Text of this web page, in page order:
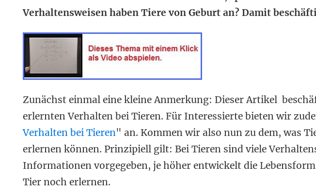
Verhaltensweisen haben Tiere von Geburt an? Damit
Zunächst einmal eine kleine Anmerkung: Dieser Artikel
erlernten Verhalten bei Tieren. Für Interessierte bieten wir
Verhalten bei Tieren" an. Kommen wir also nun zu dem, was
erlernen können. Prinzipiell gilt: Bei Tieren sind viele
Informationen vorgegeben, je höher entwickelt die
Tier noch erlernen.